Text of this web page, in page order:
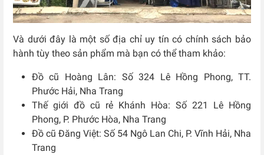
Và dưới đây là một số địa chỉ uy tín có chính sách bảo
hành tùy theo sản phẩm mà bạn có thể tham khảo:
Đồ cũ Hoàng Lân: Số 324 Lê Hồng Phong, TT.
Phước Hải, Nha Trang
Thế giới đồ cũ rẻ Khánh Hòa: Số 221 Lê Hồng
Phong, P. Phước Hòa, Nha Trang
Đồ cũ Đăng Việt: Số 54 Ngô Lan Chi, P. Vĩnh Hải, Nha
Trang